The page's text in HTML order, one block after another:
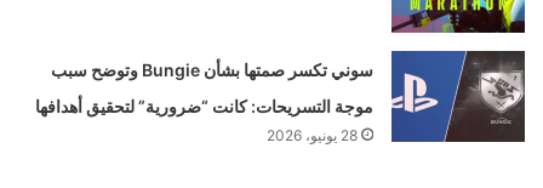
سوني تكسر صمتها بشأن Bungie وتوضح سبب
موجة التسريحات: كانت “ضرورية” لتحقيق أهدافها
28 يونيو، 2026